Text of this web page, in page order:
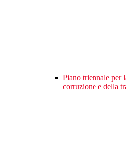
Piano triennale per
corruzione e della